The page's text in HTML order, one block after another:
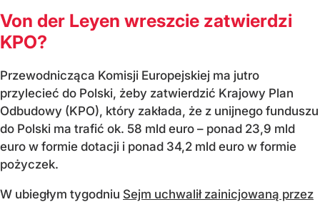
Von der Leyen wreszcie zatwierdzi
KPO?
Przewodnicząca Komisji Europejskiej ma jutro
przylecieć do Polski, żeby zatwierdzić Krajowy Plan
Odbudowy (KPO), który zakłada, że z unijnego funduszu
do Polski ma trafić ok. 58 mld euro – ponad 23,9 mld
euro w formie dotacji i ponad 34,2 mld euro w formie
pożyczek.
W ubiegłym tygodniu Sejm uchwalił zainicjowaną przez